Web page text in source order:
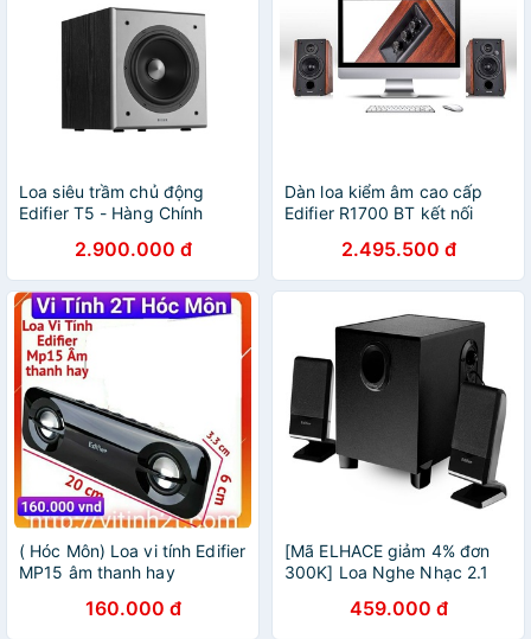
Loa siêu trầm chủ động
Edifier T5 - Hàng Chính
Dùng Cho Được Tất Cả Các
Loa)
2.900.000 đ
Dàn loa kiểm âm cao cấp
Edifier R1700 BT kết nối
thanh vượt trội - Loa
karaoke cho gia đình
2.495.500 đ
( Hóc Môn) Loa vi tính Edifier
MP15 âm thanh hay
160.000 đ
[Mã ELHACE giảm 4% đơn
300K] Loa Nghe Nhạc 2.1
Nhập Khẩu459.000 đ